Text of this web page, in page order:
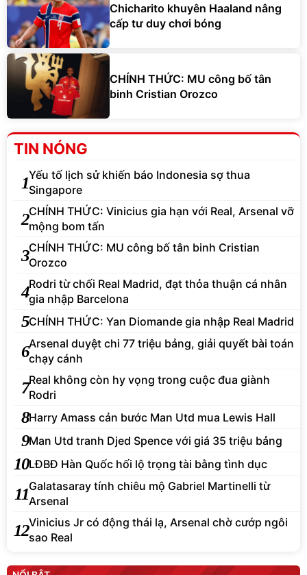
Chicharito khuyên Haaland nâng
cấp tư duy chơi bóng
CHÍNH THỨC: MU công bố tân
binh Cristian Orozco
TIN NÓNG
1Yếu tố lịch sử khiến báo Indonesia sợ thua
Singapore
2CHÍNH THỨC: Vinicius gia hạn với Real, Arsenal vỡ
mộng bom tấn
3CHÍNH THỨC: MU công bố tân binh Cristian
Orozco
4Rodri từ chối Real Madrid, đạt thỏa thuận cá nhân
gia nhập Barcelona
5CHÍNH THỨC: Yan Diomande gia nhập Real Madrid
6Arsenal duyệt chi 77 triệu bảng, giải quyết bài toán
chạy cánh
7Real không còn hy vọng trong cuộc đua giành
Rodri
8Harry Amass cản bước Man Utd mua Lewis Hall
9Man Utd tranh Djed Spence với giá 35 triệu bảng
10LĐBĐ Hàn Quốc hối lộ trọng tài bằng tình dục
11Galatasaray tính chiêu mộ Gabriel Martinelli từ
Arsenal
12Vinicius Jr có động thái lạ, Arsenal chờ cướp ngôi
sao Real